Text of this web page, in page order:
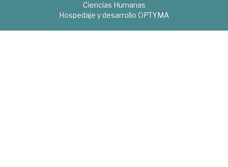
Ciencias Humanas
Hospedaje y desarrollo OPTYMA